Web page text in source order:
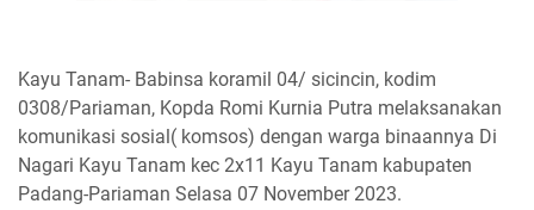
Kayu Tanam- Babinsa koramil 04/ sicincin, kodim
0308/Pariaman, Kopda Romi Kurnia Putra melaksanakan
komunikasi sosial( komsos) dengan warga binaannya Di
Nagari Kayu Tanam kec 2x11 Kayu Tanam kabupaten
Padang-Pariaman Selasa 07 November 2023.